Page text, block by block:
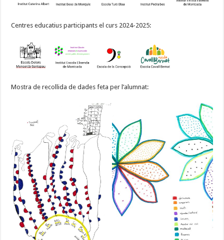
Centres educatius participants el curs 2024-2025:
Mostra de recollida de dades feta per l’alumnat: